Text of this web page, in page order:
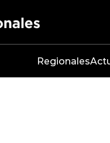
Regionales